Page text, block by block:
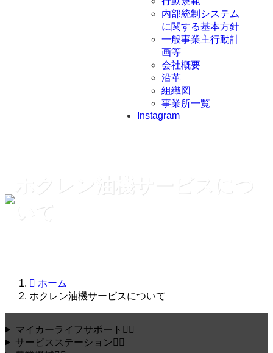
内部統制システム
に関する基本方針
一般事業主行動計
画等
会社概要
沿革
組織図
事業所一覧
Instagram
ホクレン油機サービスにつ
いて
ホーム
ホクレン油機サービスについて
マイカーライフサポート
サービスステーション